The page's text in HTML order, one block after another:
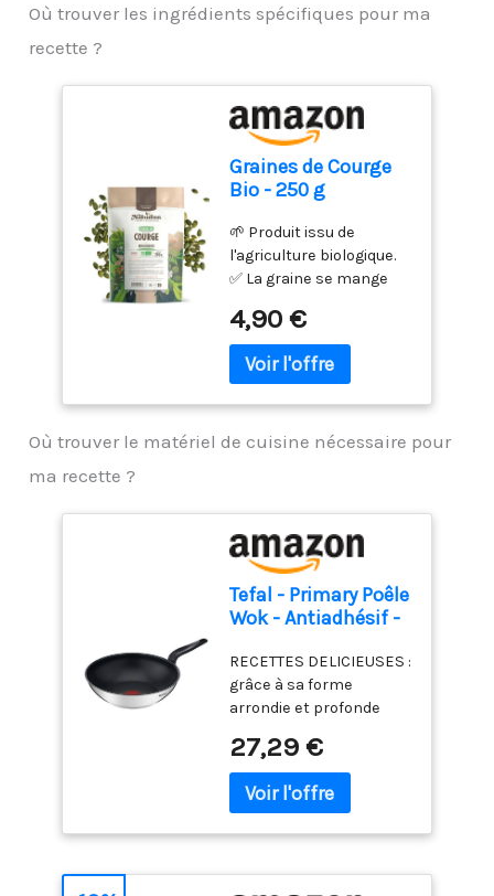
Où trouver les ingrédients spécifiques pour ma
recette ?
Graines de Courge
Bio - 250 g
🌱 Produit issu de
l'agriculture biologique.
✅ La graine se mange
hachée. ✅ Convient à un
régime alimentaire
Végan et Végétarien.
4,90 €
Où trouver le matériel de cuisine nécessaire pour
ma recette ?
Tefal - Primary Poêle
Wok - Antiadhésif -
RECETTES DELICIEUSES :
grâce à sa forme
arrondie et profonde
idéale pour faire sauter
des légumes, de la
viande ou du poisson
performances et une
27,29 €